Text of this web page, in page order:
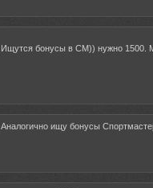
Ищутся бонусы в СМ)) нужно 1500.
Аналогично ищу бонусы